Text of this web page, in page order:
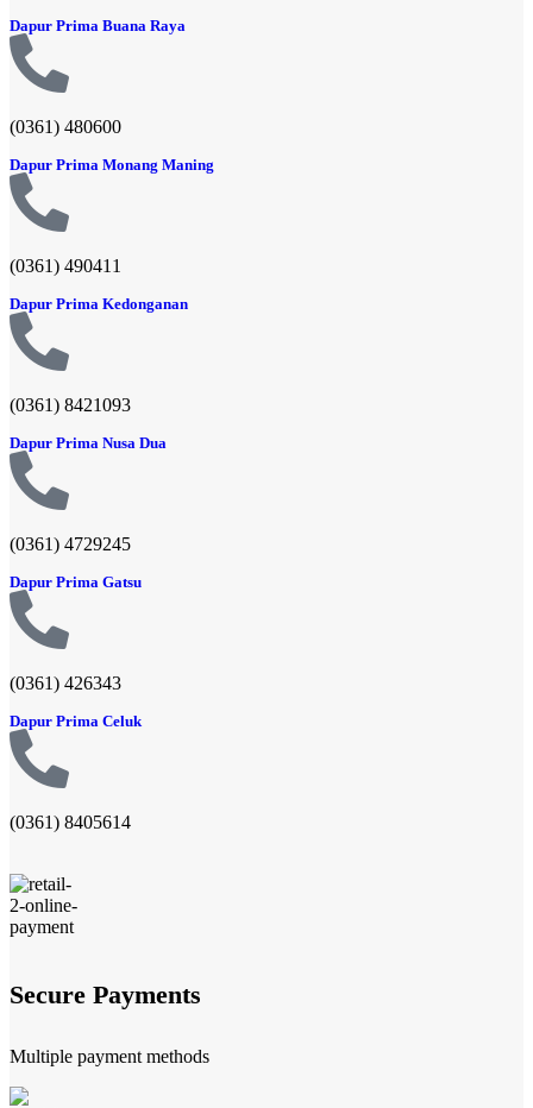
Dapur Prima Buana Raya
(0361) 480600
Dapur Prima Monang Maning
(0361) 490411​
Dapur Prima Kedonganan
(0361) 8421093
Dapur Prima Nusa Dua
(0361) 4729245
Dapur Prima Gatsu
(0361) 426343
Dapur Prima Celuk
(0361) 8405614
Secure Payments
Multiple payment methods